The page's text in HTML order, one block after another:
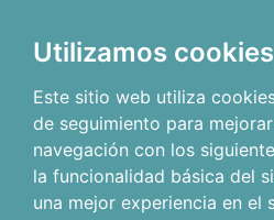
Utilizamos cookies
Este sitio web utiliza
de seguimiento para
navegación con los
la funcionalidad básica del
una mejor experiencia en el